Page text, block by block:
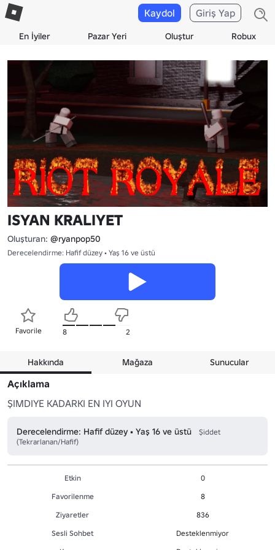
En İyiler Pazar Yeri Oluştur Robux
Kaydol Giriş Yap
ISYAN KRALIYET
Oluşturan: @ryanpop50
Derecelendirme: Hafif düzey • Yaş 16 ve üstü
Favorile 8 2
Hakkında Mağaza Sunucular
Açıklama
ŞIMDIYE KADARKI EN IYI OYUN
Derecelendirme: Hafif düzey • Yaş 16 ve üstü
Şiddet
(Tekrarlanan/Hafif)
Etkin
0
Favorilenme
8
Ziyaretler
836
Sesli Sohbet
Desteklenmiyor